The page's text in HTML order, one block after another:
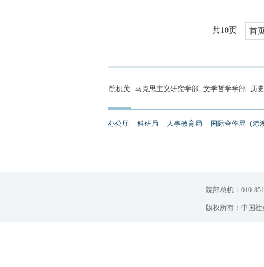
共10页 首
院机关 马克思主义研究学部 文学哲学学部 历
办公厅 科研局 人事教育局 国际合作局（港
院部总机：010-
版权所有：中国